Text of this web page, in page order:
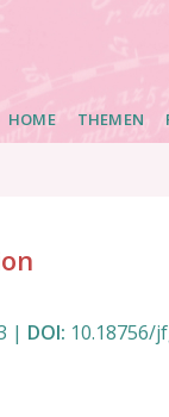
Main
HOME THEMEN
| DOI: 10.18756/